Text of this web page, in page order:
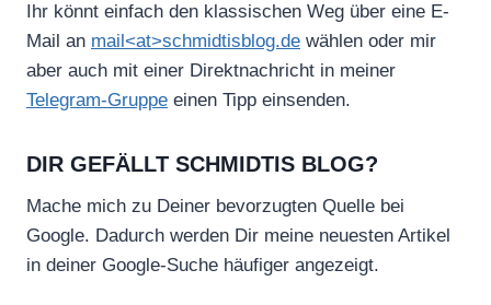
Ihr könnt einfach den klassischen Weg über eine E-
Mail an mail<at>schmidtisblog.de wählen oder mir
aber auch mit einer Direktnachricht in meiner
Telegram-Gruppe einen Tipp einsenden.
DIR GEFÄLLT SCHMIDTIS BLOG?
Mache mich zu Deiner bevorzugten Quelle bei
Google. Dadurch werden Dir meine neuesten Artikel
in deiner Google-Suche häufiger angezeigt.